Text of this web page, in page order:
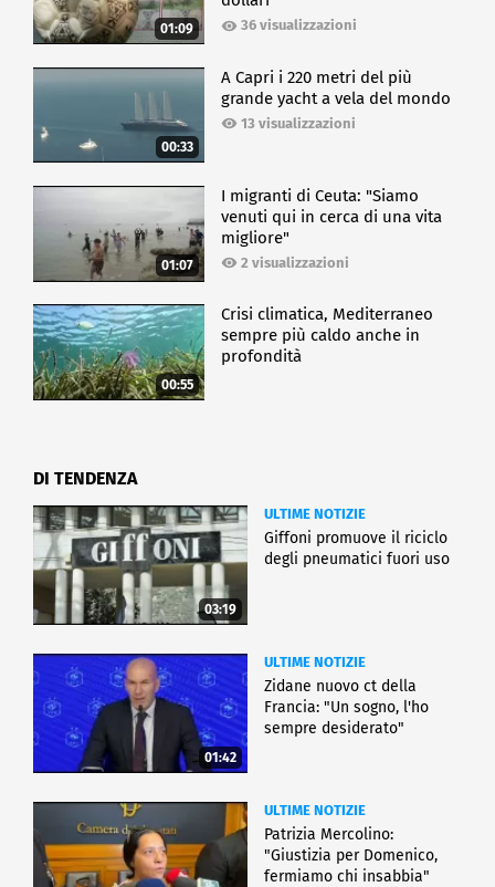
01:09 36 visualizzazioni
00:33
A Capri i 220 metri del più
grande yacht a vela del mondo
13 visualizzazioni
01:07
I migranti di Ceuta: "Siamo
venuti qui in cerca di una vita
migliore"
2 visualizzazioni
00:55
Crisi climatica, Mediterraneo
sempre più caldo anche in
profondità
DI TENDENZA
03:19
ULTIME NOTIZIE
Giffoni promuove il riciclo
degli pneumatici fuori uso
01:42
ULTIME NOTIZIE
Zidane nuovo ct della
Francia: "Un sogno, l'ho
sempre desiderato"
ULTIME NOTIZIE
Patrizia Mercolino:
"Giustizia per Domenico,
fermiamo chi insabbia"